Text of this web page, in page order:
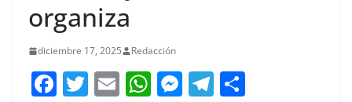
organiza
diciembre 17, 2025 Redacción
F T E W M T